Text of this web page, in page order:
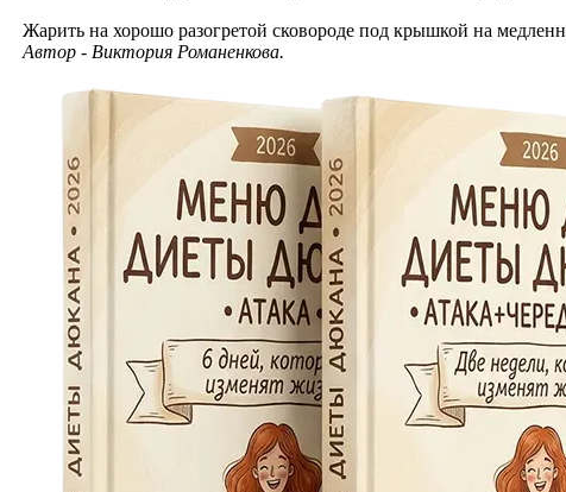
Жарить на хорошо разогретой сковороде под крышкой на
Автор - Виктория Романенкова.